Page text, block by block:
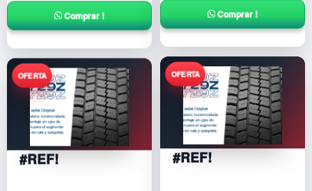
Comprar ! Comprar !
#REF! #REF!